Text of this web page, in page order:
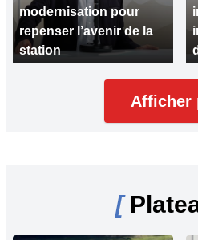
modernisation pour
repenser l’avenir de la
station
Afficher
[